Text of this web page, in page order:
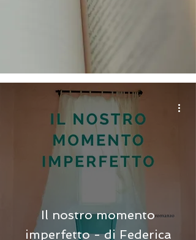
Il nostro momento
imperfetto - di Federica